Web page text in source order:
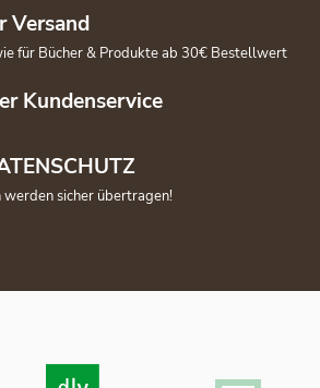
Versand
für Bücher & Produkte ab 30€ Bestellwert
Kundenservice
werden sicher übertragen!